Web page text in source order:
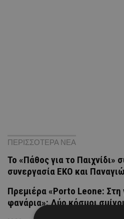
ΠΕΡΙΣΣΟΤΕΡΑ ΝΕΑ
Το «Πάθος για το Παιχνίδι»
συνεργασία ΕΚΟ και
Πρεμιέρα «Porto Leone: Στη
φανάρια»: Δύο κόσμοι